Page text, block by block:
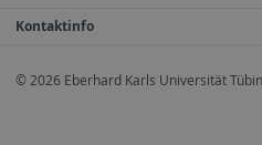
Kontaktinfo
© 2026 Eberhard Karls Universität